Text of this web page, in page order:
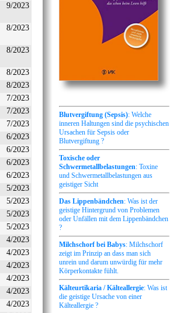
9/2023
8/2023
8/2023
8/2023
8/2023
7/2023
7/2023
7/2023
6/2023
6/2023
6/2023
6/2023
5/2023
5/2023
5/2023
5/2023
4/2023
4/2023
4/2023
4/2023
4/2023
4/2023
Blutvergiftung (Sepsis): Welche
inneren Haltungen sind die psychischen
Ursachen für Sepsis oder
Blutvergiftung ?
Toxische oder
Schwermetallbelastungen: Toxine
und Schwermetallbelastungen aus
geistiger Sicht
Das Lippenbändchen: Was ist der
geistige Hintergrund von Problemen
oder Unfällen mit dem Lippenbändchen
?
Milchschorf bei Babys: Milchschorf
zeigt im Prinzip an dass man sich
unrein und darum unwürdig für mehr
Körperkontakte fühlt.
Kälteurtikaria / Kälteallergie: Was ist
die geistige Ursache von einer
Kälteallergie ?